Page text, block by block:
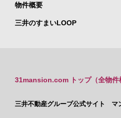
物件概要
三井のすまいLOOP
31mansion.com トップ（全物件
三井不動産グループ公式サイト マ